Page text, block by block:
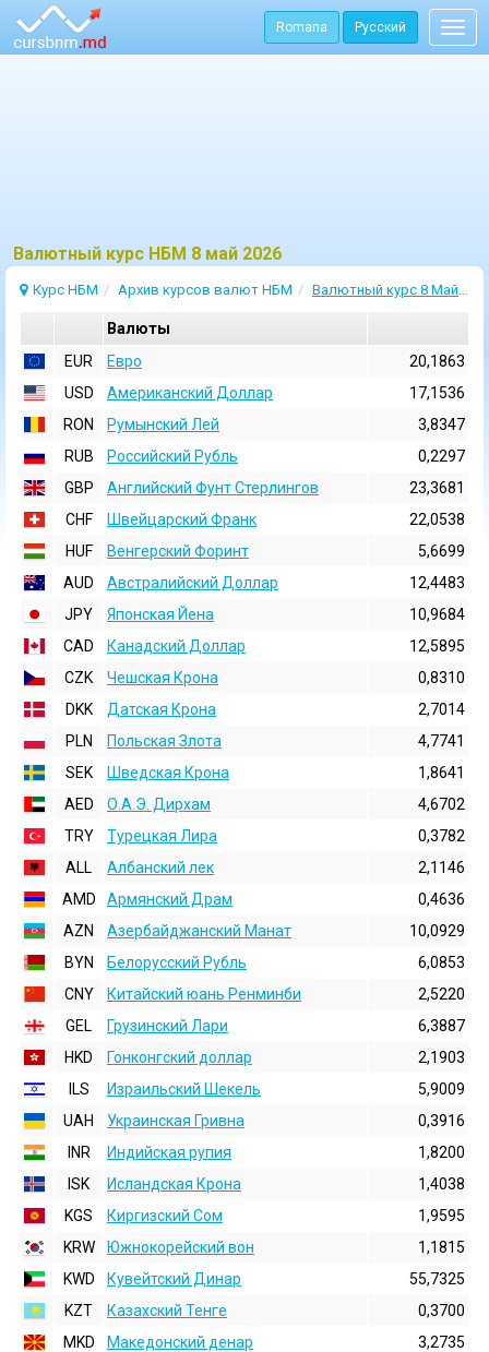
Romana Русский
Bалютный курс НБМ 8 май 2026
Курс НБМ Архив курсов валют НБМ Валютный курс 8 Май 2026
Валюты
EUR
Евро
20,1863
USD
Aмериканский Доллар
17,1536
RON
Румынский Лей
3,8347
RUB
Российский Рубль
0,2297
GBP
Английский Фунт Стерлингов
23,3681
CHF
Швейцарский Франк
22,0538
HUF
Венгерский Форинт
5,6699
AUD
Австралийский Доллар
12,4483
JPY
Японская Йена
10,9684
CAD
Канадский Доллар
12,5895
CZK
Чешская Крона
0,8310
DKK
Датская Крона
2,7014
PLN
Польская Злота
4,7741
SEK
Шведская Крона
1,8641
AED
О.А.Э. Дирхам
4,6702
TRY
Турецкая Лира
0,3782
ALL
Албанский лек
2,1146
AMD
Армянский Драм
0,4636
AZN
Азербайджанский Манат
10,0929
BYN
Белорусский Рубль
6,0853
CNY
Китайский юань Ренминби
2,5220
GEL
Грузинский Лари
6,3887
HKD
Гонконгский доллаp
2,1903
ILS
Израильский Шекель
5,9009
UAH
Украинская Гривна
0,3916
INR
Индийская pупия
1,8200
ISK
Исландская Крона
1,4038
KGS
Киргизский Сом
1,9595
KRW
Южнокорейский вон
1,1815
KWD
Кувейтский Динар
55,7325
KZT
Казахский Тенге
0,3700
MKD
Македонский денар
3,2735